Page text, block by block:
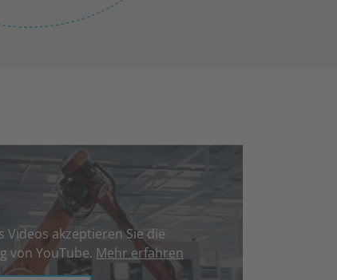
Videos akzeptieren Sie die
von YouTube. Mehr erfahren